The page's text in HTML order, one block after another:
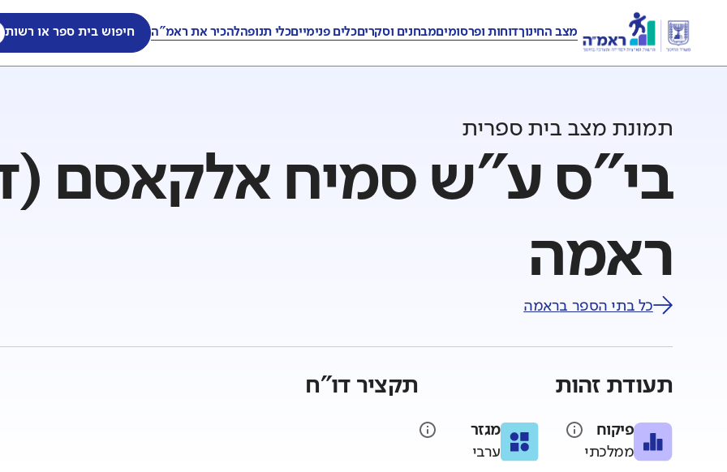
מצב החינוךדוחות ופרסומיםמבחנים וסקריםכלים פנימייםכלי תנופהלהכיר את ראמ"ה חיפוש בית ספר או רשות
תמונת מצב בית ספרית
בי"ס ע"ש סמיח אלקאסם
ראמה
כל בתי הספר בראמה
תעודת זהות
פיקוח
ממלכתי
מגזר
ערבי
תקציר דו"ח